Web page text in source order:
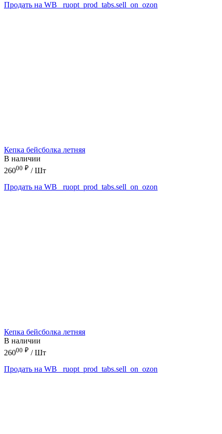
Продать на WB
_ruopt_prod_tabs.sell_on_ozon
Кепка бейсболка летняя
В наличии
26000 ₽ / Шт
Продать на WB
_ruopt_prod_tabs.sell_on_ozon
Кепка бейсболка летняя
В наличии
26000 ₽ / Шт
Продать на WB
_ruopt_prod_tabs.sell_on_ozon